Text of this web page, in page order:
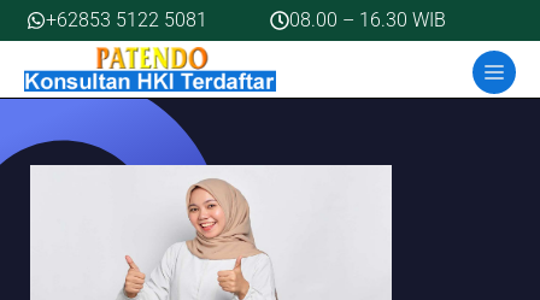
Skip
to
content
+62853 5122 5081 08.00 – 16.30 WIB